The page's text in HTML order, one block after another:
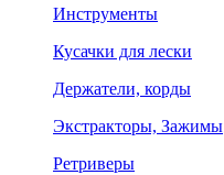
Инструменты
Кусачки для лески
Держатели, корды
Экстракторы, Зажимы
Ретриверы